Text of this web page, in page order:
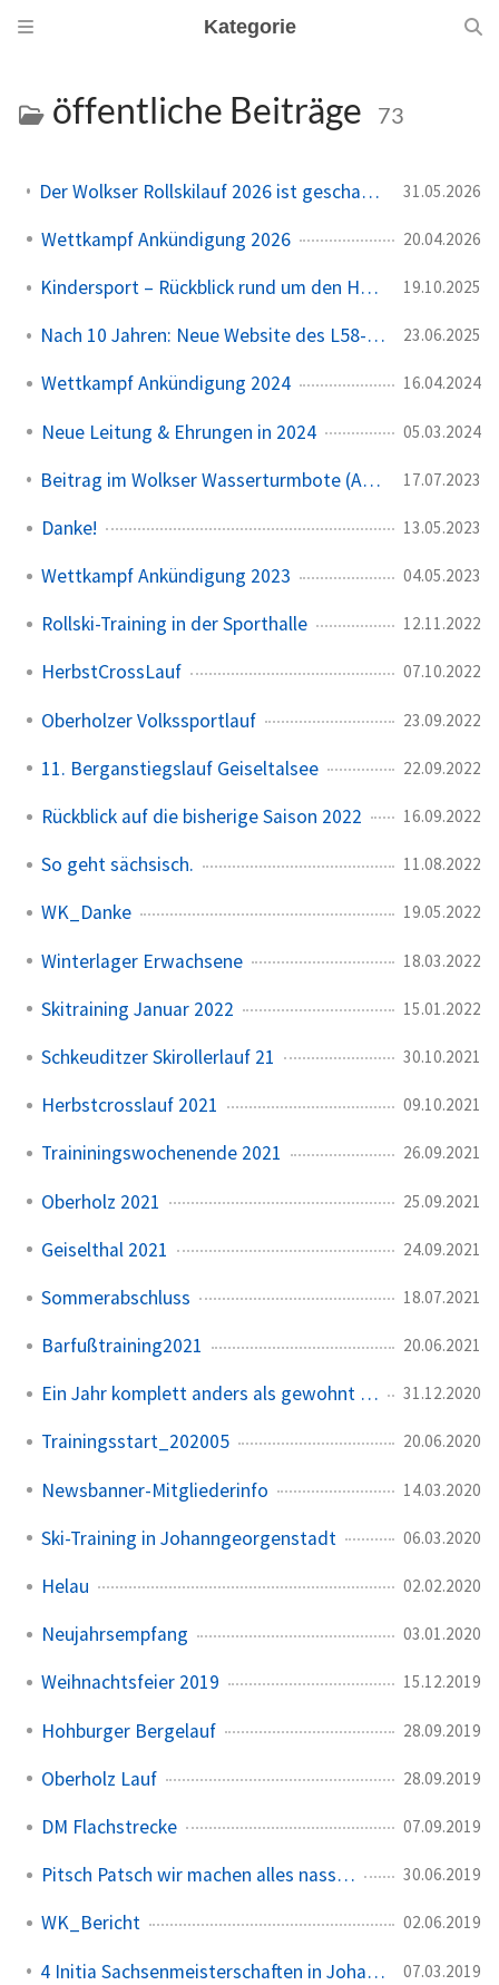
Kategorie
öffentliche Beiträge 73
Der Wolkser Rollskilauf 2026 ist geschafft – Ein herzliches Dankeschön! 31.05.2026
Wettkampf Ankündigung 2026 20.04.2026
Kindersport – Rückblick rund um den Herbst 🍁 19.10.2025
Nach 10 Jahren: Neue Website des L58-Ski geht online 🎉 23.06.2025
Wettkampf Ankündigung 2024 16.04.2024
Neue Leitung & Ehrungen in 2024 05.03.2024
Beitrag im Wolkser Wasserturmbote (Ausgabe 2023/08) 17.07.2023
Danke! 13.05.2023
Wettkampf Ankündigung 2023 04.05.2023
Rollski-Training in der Sporthalle 12.11.2022
HerbstCrossLauf 07.10.2022
Oberholzer Volkssportlauf 23.09.2022
11. Berganstiegslauf Geiseltalsee 22.09.2022
Rückblick auf die bisherige Saison 2022 16.09.2022
So geht sächsisch. 11.08.2022
WK_Danke 19.05.2022
Winterlager Erwachsene 18.03.2022
Skitraining Januar 2022 15.01.2022
Schkeuditzer Skirollerlauf 21 30.10.2021
Herbstcrosslauf 2021 09.10.2021
Traininingswochenende 2021 26.09.2021
Oberholz 2021 25.09.2021
Geiselthal 2021 24.09.2021
Sommerabschluss 18.07.2021
Barfußtraining2021 20.06.2021
Ein Jahr komplett anders als gewohnt … 31.12.2020
Trainingsstart_202005 20.06.2020
Newsbanner-Mitgliederinfo 14.03.2020
Ski-Training in Johanngeorgenstadt 06.03.2020
Helau 02.02.2020
Neujahrsempfang 03.01.2020
Weihnachtsfeier 2019 15.12.2019
Hohburger Bergelauf 28.09.2019
Oberholz Lauf 28.09.2019
DM Flachstrecke 07.09.2019
Pitsch Patsch wir machen alles nass… 30.06.2019
WK_Bericht 02.06.2019
4 Initia Sachsenmeisterschaften in Johanngeorgenstadt 07.03.2019